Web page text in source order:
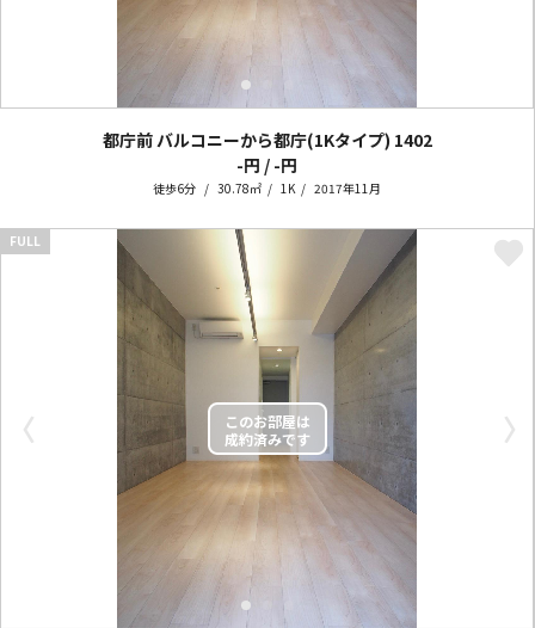
都庁前 バルコニーから都庁(1Kタイプ) 1402
-円 / -円
徒歩6分 30.78㎡ 1K 2017年11月
〈 〉
FULL